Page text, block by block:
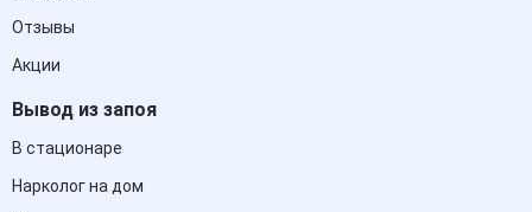
Отзывы
Акции
Вывод из запоя
В стационаре
Нарколог на дом